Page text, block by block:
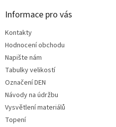
Informace pro vás
Kontakty
Hodnocení obchodu
Napište nám
Tabulky velikostí
Označení DEN
Návody na údržbu
Vysvětlení materiálů
Topení